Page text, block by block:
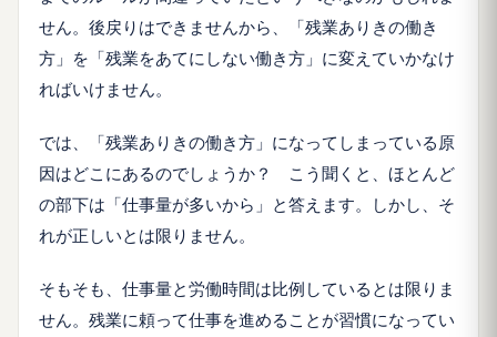
せん。後戻りはできませんから、「残業ありきの働き
方」を「残業をあてにしない働き方」に変えていかなけ
ればいけません。
では、「残業ありきの働き方」になってしまっている原
因はどこにあるのでしょうか？ こう聞くと、ほとんど
の部下は「仕事量が多いから」と答えます。しかし、そ
れが正しいとは限りません。
そもそも、仕事量と労働時間は比例しているとは限りま
せん。残業に頼って仕事を進めることが習慣になってい